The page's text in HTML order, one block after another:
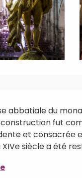
abbatiale du
fut
et consacrée
siècle a été